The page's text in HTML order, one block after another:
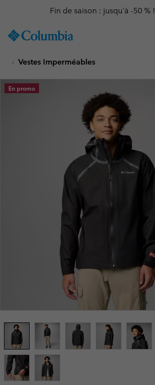
TO
SKIP
MAIN
NAV
Fin de saison : jusqu'à -50 % !
Vestes Imperméables
En promo